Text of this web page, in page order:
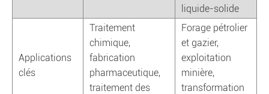
liquide-solide
Applications
clés
Traitement
chimique,
fabrication
pharmaceutique,
traitement des
Forage pétrolier
et gazier,
exploitation
minière,
transformation